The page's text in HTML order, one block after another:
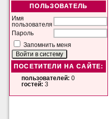
ПОЛЬЗОВАТЕЛЬ
Имя
пользователя
Пароль
Запомнить меня
ПОСЕТИТЕЛИ НА САЙТЕ:
пользователей: 0
гостей: 3